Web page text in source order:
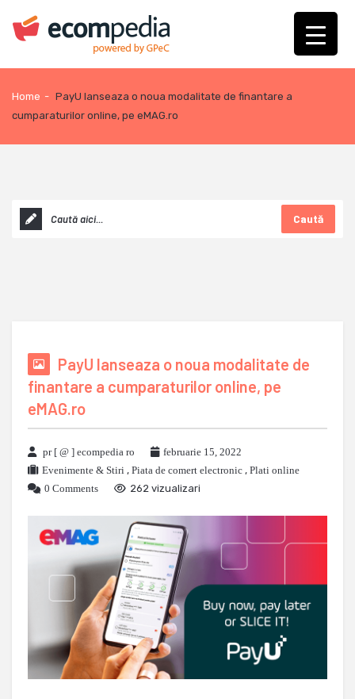
Home - PayU lanseaza o noua modalitate de finantare a
cumparaturilor online, pe eMAG.ro
Caută
PayU lanseaza o noua modalitate de
finantare a cumparaturilor online, pe
eMAG.ro
pr [ @ ] ecompedia ro
februarie 15, 2022
Evenimente & Stiri , Piata de comert electronic , Plati online
0 Comments
262 vizualizari